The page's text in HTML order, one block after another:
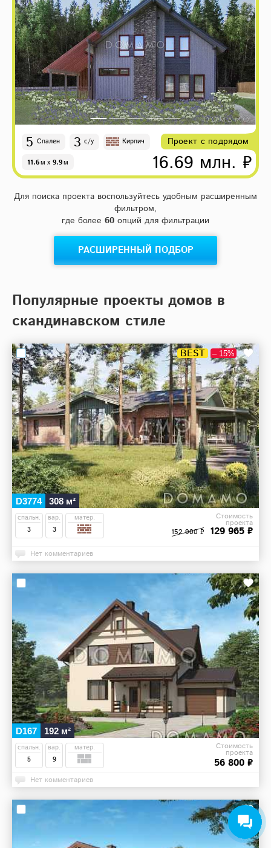
5 Спален 3 с/у Кирпич
11.6м x 9.9м
Проект с подрядом
16.69 млн. ₽
Для поиска проекта воспользуйтесь удобным расширенным
фильтром,
где более 60 опций для фильтрации
РАСШИРЕННЫЙ ПОДБОР
Популярные проекты домов в
скандинавском стиле
BEST – 15%
D3774 308 м²
спальн.
3
вар.
3
матер. Стоимость
проекта
152 900 ₽
129 965 ₽
Нет комментариев
D167 192 м²
спальн.
5
вар.
9
матер. Стоимость
проекта
56 800 ₽
Нет комментариев